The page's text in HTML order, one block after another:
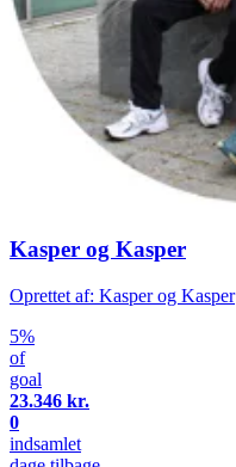
Kasper og Kasper
Oprettet af: Kasper og Kasper
5%
of
goal
23.346 kr.
0
indsamlet